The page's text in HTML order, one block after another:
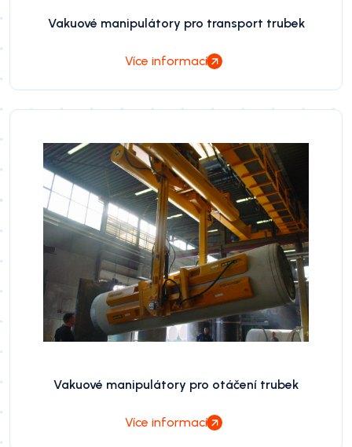
Vakuové manipulátory pro transport trubek
Více informací
Vakuové manipulátory pro otáčení trubek
Více informací